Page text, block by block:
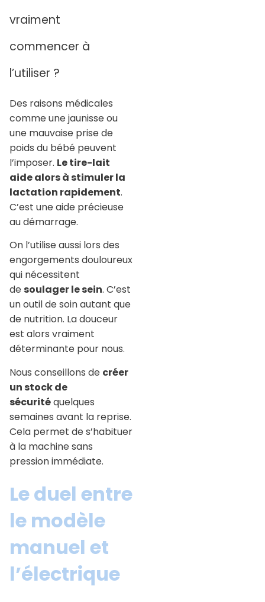
vraiment
commencer à
l’utiliser ?
Des raisons médicales
comme une jaunisse ou
une mauvaise prise de
poids du bébé peuvent
l’imposer. Le tire-lait
aide alors à stimuler la
lactation rapidement.
C’est une aide précieuse
au démarrage.
On l’utilise aussi lors des
engorgements douloureux
qui nécessitent
de soulager le sein. C’est
un outil de soin autant que
de nutrition. La douceur
est alors vraiment
déterminante pour nous.
Nous conseillons de créer
un stock de
sécuritéquelques
semaines avant la reprise.
Cela permet de s’habituer
à la machine sans
pression immédiate.
Le duel entre
le modèle
manuel et
l’électrique